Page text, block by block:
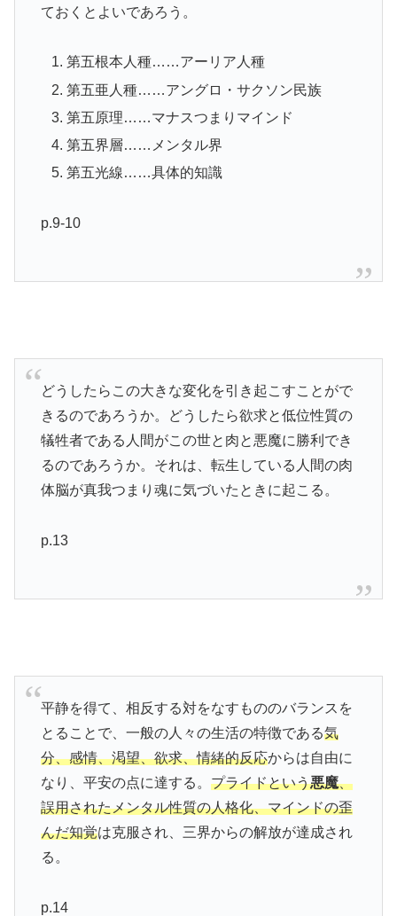
ておくとよいであろう。
第五根本人種……アーリア人種
第五亜人種……アングロ・サクソン民族
第五原理……マナスつまりマインド
第五界層……メンタル界
第五光線……具体的知識
p.9-10
どうしたらこの大きな変化を引き起こすことがで
きるのであろうか。どうしたら欲求と低位性質の
犠牲者である人間がこの世と肉と悪魔に勝利でき
るのであろうか。それは、転生している人間の肉
体脳が真我つまり魂に気づいたときに起こる。
p.13
平静を得て、相反する対をなすもののバランスを
とることで、一般の人々の生活の特徴である気
分、感情、渇望、欲求、情緒的反応からは自由に
なり、平安の点に達する。 プライドという悪魔、
誤用されたメンタル性質の人格化、マインドの歪
んだ知覚は克服され、三界からの解放が達成され
る。
p.14